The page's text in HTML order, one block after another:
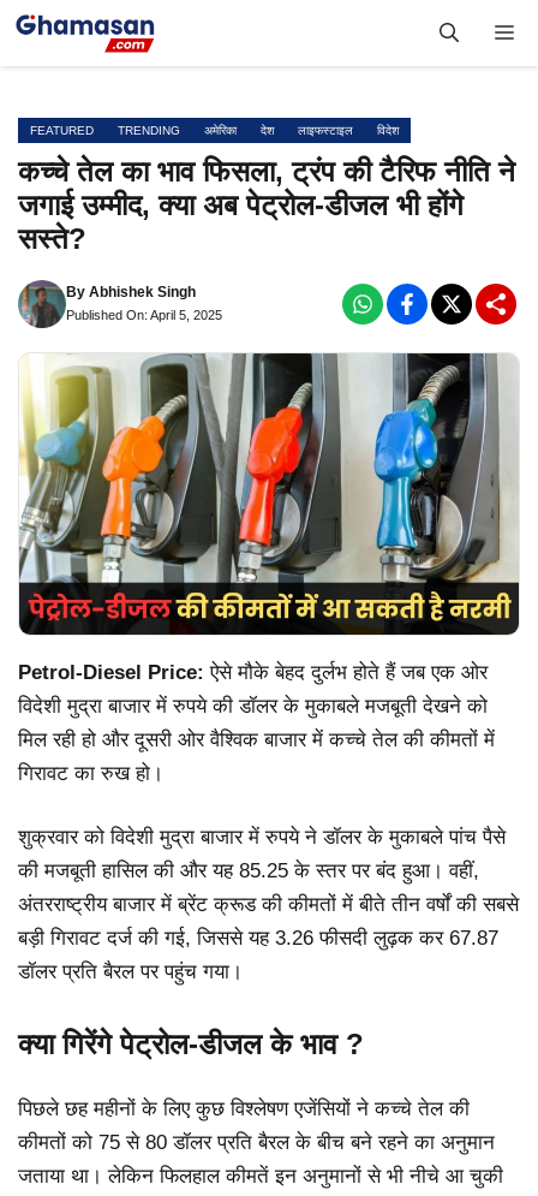
Skip
FEATURED TRENDING अमेरिका देश लाइफस्टाइल विदेश
कच्चे तेल का भाव फिसला, ट्रंप की टैरिफ नीति ने
जगाई उम्मीद, क्या अब पेट्रोल-डीजल भी होंगे
सस्ते?
By Abhishek Singh
Published On: April 5, 2025
Petrol-Diesel Price: ऐसे मौके बेहद दुर्लभ होते हैं जब एक ओर
विदेशी मुद्रा बाजार में रुपये की डॉलर के मुकाबले मजबूती देखने को
मिल रही हो और दूसरी ओर वैश्विक बाजार में कच्चे तेल की कीमतों में
गिरावट का रुख हो।
शुक्रवार को विदेशी मुद्रा बाजार में रुपये ने डॉलर के मुकाबले पांच पैसे
की मजबूती हासिल की और यह 85.25 के स्तर पर बंद हुआ। वहीं,
अंतरराष्ट्रीय बाजार में ब्रेंट क्रूड की कीमतों में बीते तीन वर्षों की सबसे
बड़ी गिरावट दर्ज की गई, जिससे यह 3.26 फीसदी लुढ़क कर 67.87
डॉलर प्रति बैरल पर पहुंच गया।
क्या गिरेंगे पेट्रोल-डीजल के भाव ?
पिछले छह महीनों के लिए कुछ विश्लेषण एजेंसियों ने कच्चे तेल की
कीमतों को 75 से 80 डॉलर प्रति बैरल के बीच बने रहने का अनुमान
जताया था। लेकिन फिलहाल कीमतें इन अनुमानों से भी नीचे आ चुकी